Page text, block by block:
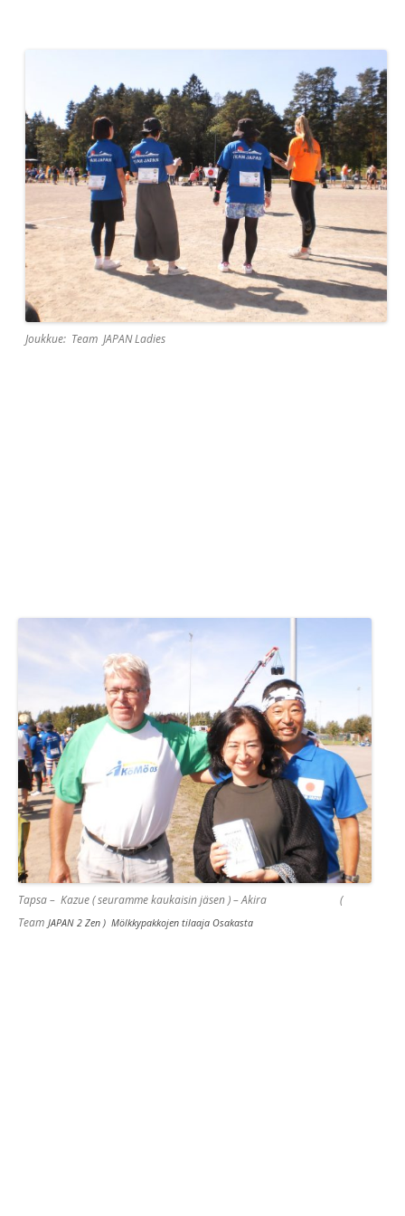
Joukkue: Team JAPAN Ladies
Tapsa – Kazue ( seuramme kaukaisin jäsen ) – Akira (
Team JAPAN 2 Zen ) Mölkkypakkojen tilaaja Osakasta